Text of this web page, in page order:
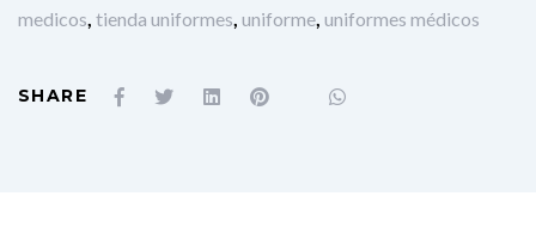
medicos tienda uniformes uniforme uniformes médicos
SHARE